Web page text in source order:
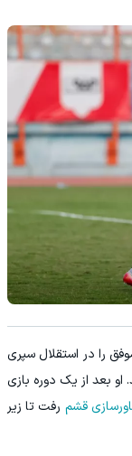
را در استقلال سپری
بعد از یک دوره بازی
قشم رفت تا زیر